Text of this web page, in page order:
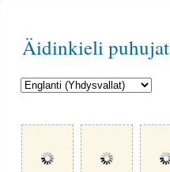
Äidinkieli puhujat